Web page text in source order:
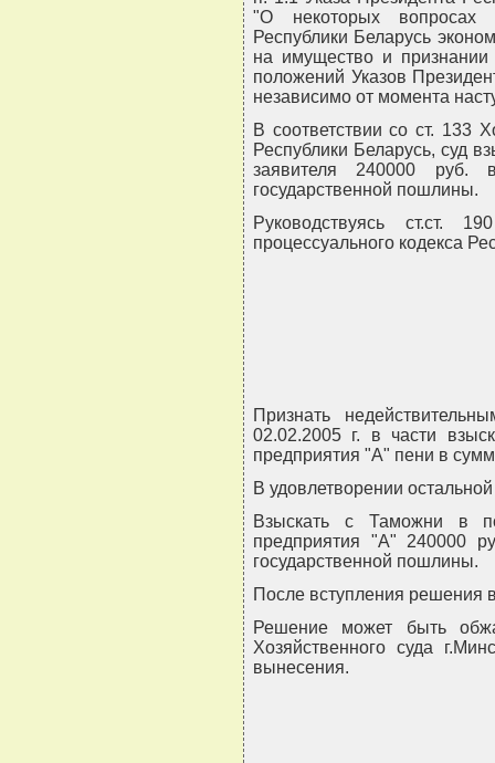
"О некоторых вопросах
Республики Беларусь
на имущество и признании
положений Указов
независимо от момента
В соответствии со ст. 133
Республики Беларусь, суд
заявителя 240000 руб.
государственной пошлины.
Руководствуясь ст.ст.
процессуального кодекса
Признать
02.02.2005 г. в части
предприятия "А" пени в
В удовлетворении остальной
Взыскать с Таможни в
предприятия "А" 240000
государственной пошлины.
После вступления решения
Решение может быть
Хозяйственного суда
вынесения.